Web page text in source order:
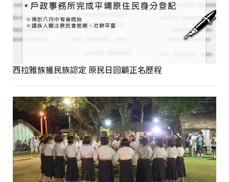
西拉雅族獲民族認定 原民日回顧正名歷程